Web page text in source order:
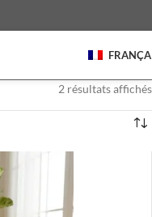
2 résultats affichés